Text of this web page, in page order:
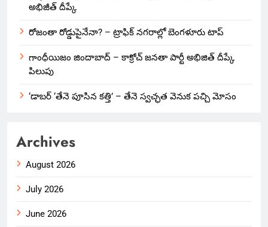
అభిజీత్ దీప్కే
రోజంతా రోడ్డుపైనేనా? – ట్రాఫిక్ నగరాల్లో బెంగళూరు టాప్
గాంధీయిజం జిందాబాద్ – కాక్రోచ్ జనతా పార్టీ అభిజిత్ దీప్కే
పిలుపు
‘డాబర్ ‘తేనె పూసిన కత్తి’ – తేనె స్వచ్ఛత వెనుక పచ్చి మోసం
Archives
August 2026
July 2026
June 2026